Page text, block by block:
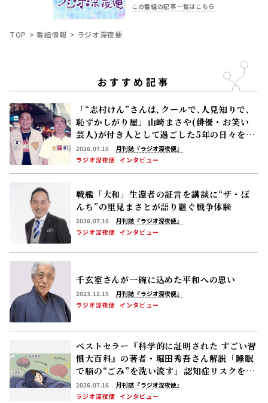
この番組の記事一覧はこちら
TOP 番組情報 ラジオ深夜便
おすすめ記事
「“志村けん”さんは､クールで､人見知りで､
恥ずかしがり屋」――山崎まさや(俳優・お笑い
芸人)が付き人として過ごした5年の日々を語
る
2026.07.16
月刊誌『ラジオ深夜便』
ラジオ深夜便 インタビュー
戦艦「大和」生還者の証言を講談に――“ザ・ぼ
んち”の里見まさとが語り継ぐ戦争体験
2026.07.16
月刊誌『ラジオ深夜便』
ラジオ深夜便 インタビュー
千玄室さんが一碗に込めた平和への思い
2023.12.15
月刊誌『ラジオ深夜便』
ラジオ深夜便 インタビュー
ベストセラー『科学的に証明された すごい習
慣大百科』の著者・堀田秀吾さん解説「睡眠
で脳の“ごみ”を洗い流す」――認知症リスクを下
げる休養の新常識
2026.07.16
月刊誌『ラジオ深夜便』
ラジオ深夜便 インタビュー